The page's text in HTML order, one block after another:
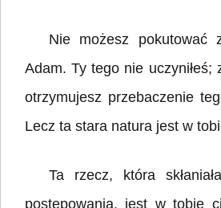
Nie możesz pokutować
Adam. Ty tego nie uczyniłeś;
otrzymujesz przebaczenie
Lecz ta stara natura jest w
Ta rzecz, która
postępowania, jest w tobie